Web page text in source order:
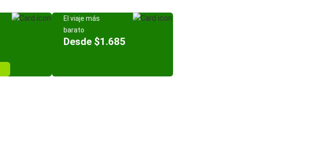
El viaje más
barato
Desde $1.685